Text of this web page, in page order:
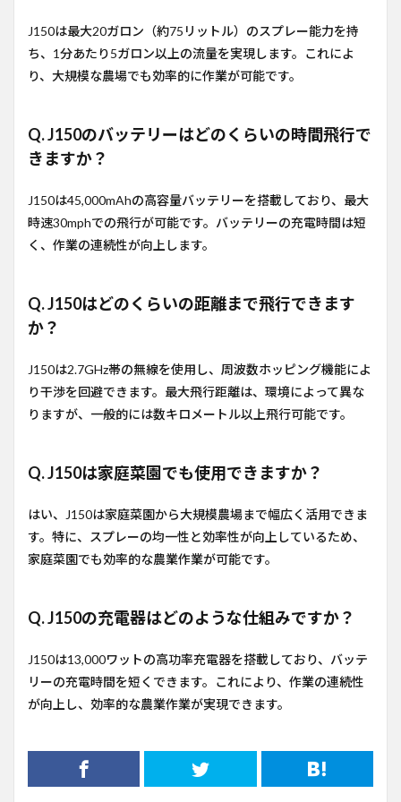
J150は最大20ガロン（約75リットル）のスプレー能力を持
ち、1分あたり5ガロン以上の流量を実現します。これによ
り、大規模な農場でも効率的に作業が可能です。
Q. J150のバッテリーはどのくらいの時間飛行で
きますか？
J150は45,000mAhの高容量バッテリーを搭載しており、最大
時速30mphでの飛行が可能です。バッテリーの充電時間は短
く、作業の連続性が向上します。
Q. J150はどのくらいの距離まで飛行できます
か？
J150は2.7GHz帯の無線を使用し、周波数ホッピング機能によ
り干渉を回避できます。最大飛行距離は、環境によって異な
りますが、一般的には数キロメートル以上飛行可能です。
Q. J150は家庭菜園でも使用できますか？
はい、J150は家庭菜園から大規模農場まで幅広く活用できま
す。特に、スプレーの均一性と効率性が向上しているため、
家庭菜園でも効率的な農業作業が可能です。
Q. J150の充電器はどのような仕組みですか？
J150は13,000ワットの高功率充電器を搭載しており、バッテ
リーの充電時間を短くできます。これにより、作業の連続性
が向上し、効率的な農業作業が実現できます。